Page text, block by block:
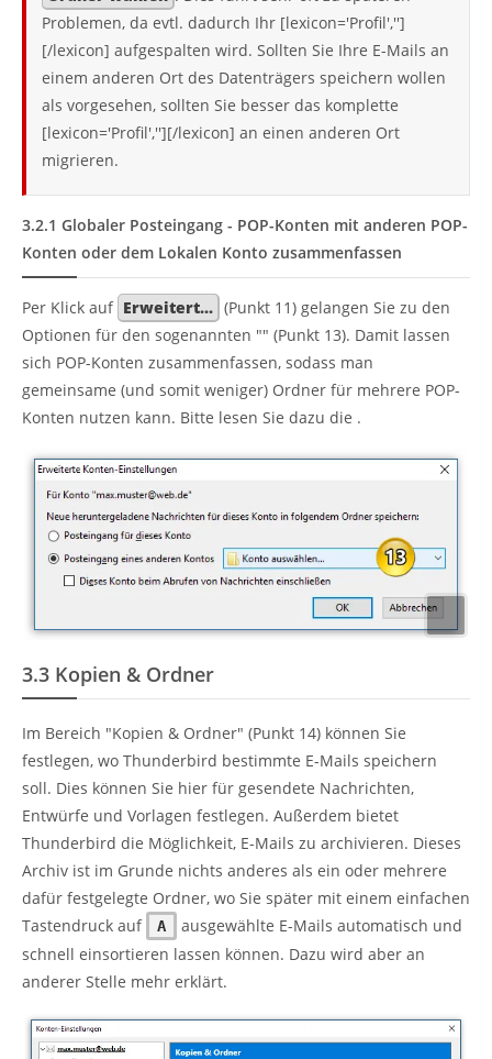
Problemen, da evtl. dadurch Ihr [lexicon='Profil','']
[/lexicon] aufgespalten wird. Sollten Sie Ihre E-Mails an
einem anderen Ort des Datenträgers speichern wollen
als vorgesehen, sollten Sie besser das komplette
[lexicon='Profil',''][/lexicon] an einen anderen Ort
migrieren.
3.2.1 Globaler Posteingang - POP-Konten mit anderen POP-
Konten oder dem Lokalen Konto zusammenfassen
Per Klick auf Erweitert... (Punkt 11) gelangen Sie zu den
Optionen für den sogenannten "" (Punkt 13). Damit lassen
sich POP-Konten zusammenfassen, sodass man
gemeinsame (und somit weniger) Ordner für mehrere POP-
Konten nutzen kann. Bitte lesen Sie dazu die .
3.3 Kopien & Ordner
Im Bereich "Kopien & Ordner" (Punkt 14) können Sie
festlegen, wo Thunderbird bestimmte E-Mails speichern
soll. Dies können Sie hier für gesendete Nachrichten,
Entwürfe und Vorlagen festlegen. Außerdem bietet
Thunderbird die Möglichkeit, E-Mails zu archivieren. Dieses
Archiv ist im Grunde nichts anderes als ein oder mehrere
dafür festgelegte Ordner, wo Sie später mit einem einfachen
Tastendruck auf
A
ausgewählte E-Mails automatisch und
schnell einsortieren lassen können. Dazu wird aber an
anderer Stelle mehr erklärt.